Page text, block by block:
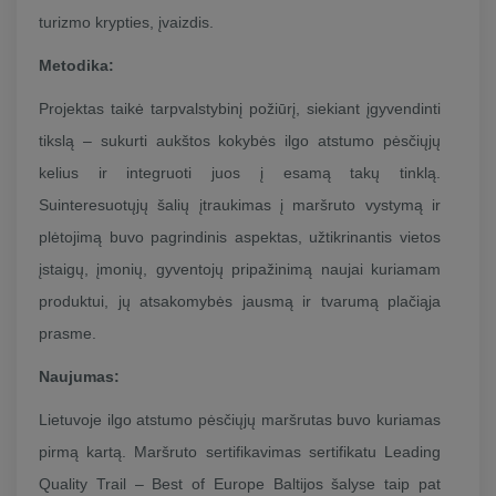
turizmo krypties, įvaizdis.
Metodika:
Projektas taikė tarpvalstybinį požiūrį, siekiant įgyvendinti
tikslą – sukurti aukštos kokybės ilgo atstumo pėsčiųjų
kelius ir integruoti juos į esamą takų tinklą.
Suinteresuotųjų šalių įtraukimas į maršruto vystymą ir
plėtojimą buvo pagrindinis aspektas, užtikrinantis vietos
įstaigų, įmonių, gyventojų pripažinimą naujai kuriamam
produktui, jų atsakomybės jausmą ir tvarumą plačiąja
prasme.
Naujumas:
Lietuvoje ilgo atstumo pėsčiųjų maršrutas buvo kuriamas
pirmą kartą. Maršruto sertifikavimas sertifikatu Leading
Quality Trail – Best of Europe Baltijos šalyse taip pat